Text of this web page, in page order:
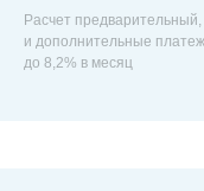
Расчет
и дополнительные
до 8,2% в месяц